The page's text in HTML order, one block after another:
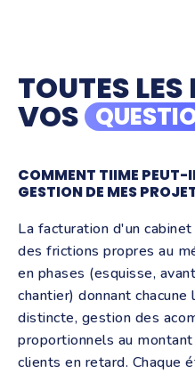
TOUTES
VOS
COMMENT TIIME PEUT-
GESTION DE MES
La facturation d'un
des frictions propres au
en phases (esquisse,
chantier) donnant
distincte, gestion des
proportionnels au
clients en retard. Chaque